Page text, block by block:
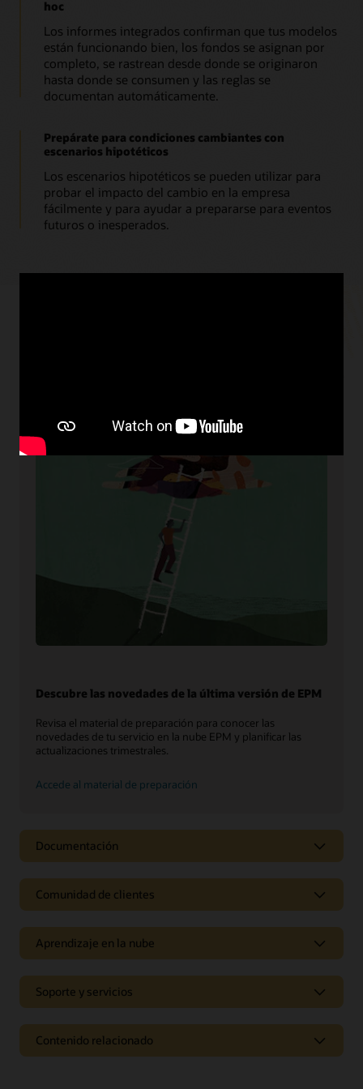
hoc
Los informes integrados confirman que tus modelos
están funcionando bien, los fondos se asignan por
completo, se rastrean desde donde se originaron
hasta donde se consumen y las reglas se
documentan automáticamente.
Prepárate para condiciones cambiantes con
escenarios hipotéticos
Los escenarios hipotéticos se pueden utilizar para
probar el impacto del cambio en la empresa
fácilmente y para ayudar a prepararse para eventos
futuros o inesperados.
Descubre las novedades de la última versión de EPM
Revisa el material de preparación para conocer las
novedades de tu servicio en la nube EPM y planificar las
actualizaciones trimestrales.
Accede al material de preparación
Documentación
Comunidad de clientes
Aprendizaje en la nube
Soporte y servicios
Contenido relacionado